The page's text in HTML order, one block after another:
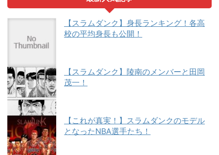
【スラムダンク】身長ランキング！各高
校の平均身長も公開！
【スラムダンク】陵南のメンバーと田岡
茂一！
【これが真実！】スラムダンクのモデル
となったNBA選手たち！